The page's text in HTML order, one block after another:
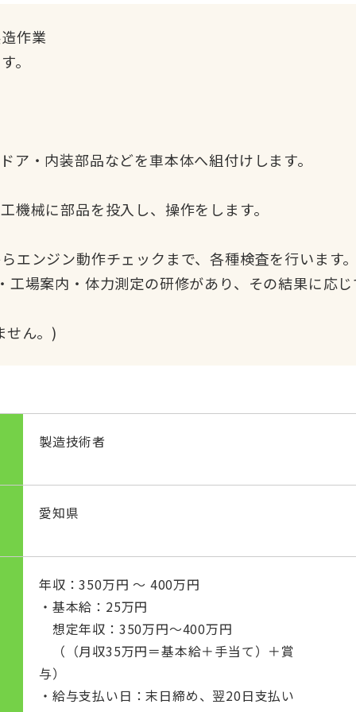
作業
。
・内装部品などを車本体へ組付けします。
械に部品を投入し、操作をします。
ンジン動作チェックまで、各種検査を行います
場案内・体力測定の研修があり、その結果に応
せん。)
製造技術者
愛知県
年収：350万円 〜 400万円
・基本給：25万円
想定年収：350万円～400万円
（（月収35万円＝基本給＋手当て）＋賞
与）
・給与支払い日：末日締め、翌20日支払い